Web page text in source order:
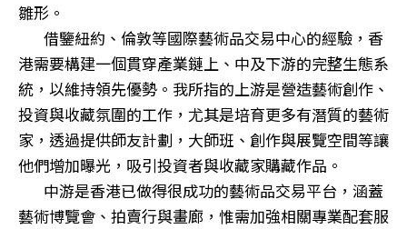
雛形。
借鑒紐約、倫敦等國際藝術品交易中心的經驗，香
港需要構建一個貫穿產業鏈上、中及下游的完整生態系
統，以維持領先優勢。我所指的上游是營造藝術創作、
投資與收藏氛圍的工作，尤其是培育更多有潛質的藝術
家，透過提供師友計劃，大師班、創作與展覽空間等讓
他們增加曝光，吸引投資者與收藏家購藏作品。
中游是香港已做得很成功的藝術品交易平台，涵蓋
藝術博覽會、拍賣行與畫廊，惟需加強相關專業配套服